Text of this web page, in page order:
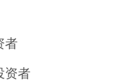
者
资者